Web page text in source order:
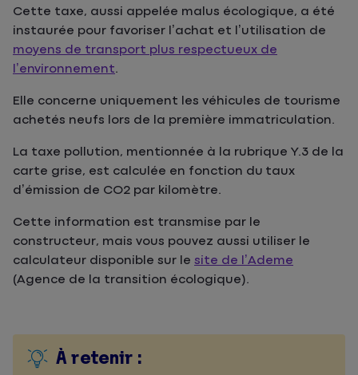
Cette taxe, aussi appelée malus écologique, a été
instaurée pour favoriser l’achat et l’utilisation de
moyens de transport plus respectueux de
l’environnement.
Elle concerne uniquement les véhicules de tourisme
achetés neufs lors de la première immatriculation.
La taxe pollution, mentionnée à la rubrique Y.3 de la
carte grise, est calculée en fonction du taux
d’émission de CO2 par kilomètre.
Cette information est transmise par le
constructeur, mais vous pouvez aussi utiliser le
calculateur disponible sur le site de l’Ademe
(Agence de la transition écologique).
À retenir :